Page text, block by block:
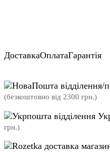
ДоставкаОплатаГарантія
(безкоштовно від 2300 грн.)
відділення
грн.)